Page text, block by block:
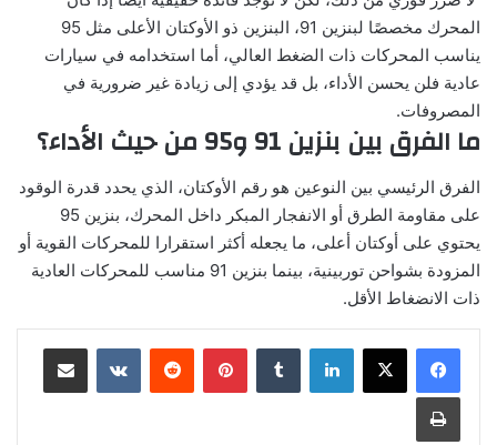
المحرك مخصصًا لبنزين 91، البنزين ذو الأوكتان الأعلى مثل 95
يناسب المحركات ذات الضغط العالي، أما استخدامه في سيارات
عادية فلن يحسن الأداء، بل قد يؤدي إلى زيادة غير ضرورية في
المصروفات.
ما الفرق بين بنزين 91 و95 من حيث الأداء؟
الفرق الرئيسي بين النوعين هو رقم الأوكتان، الذي يحدد قدرة الوقود
على مقاومة الطرق أو الانفجار المبكر داخل المحرك، بنزين 95
يحتوي على أوكتان أعلى، ما يجعله أكثر استقرارا للمحركات القوية أو
المزودة بشواحن توربينية، بينما بنزين 91 مناسب للمحركات العادية
ذات الانضغاط الأقل.
لينكدإن بينتيريست مشاركة عبر البريد
طباعة